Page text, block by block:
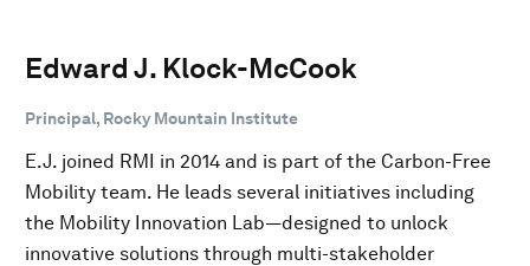
Edward J. Klock-McCook
Principal, Rocky Mountain Institute
E.J. joined RMI in 2014 and is part of the Carbon-Free
Mobility team. He leads several initiatives including
the Mobility Innovation Lab—designed to unlock
innovative solutions through multi-stakeholder